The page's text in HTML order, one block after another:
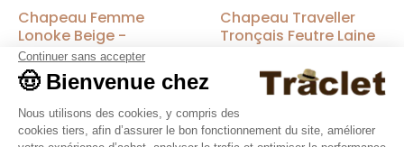
Chapeau Femme
Lonoke Beige -
Stetson
Stetson
99,00 €
Chapeau Traveller
Tronçais Feutre Laine
85,00 €